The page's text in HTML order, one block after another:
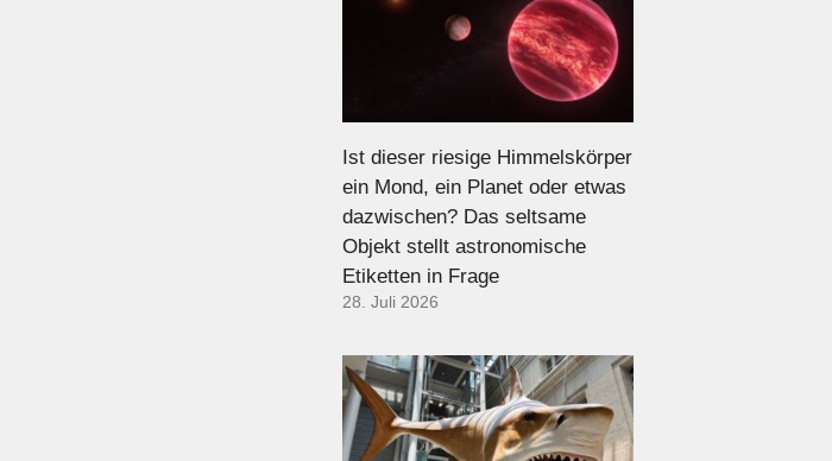
Ist dieser riesige Himmelskörper
ein Mond, ein Planet oder etwas
dazwischen? Das seltsame
Objekt stellt astronomische
Etiketten in Frage
28. Juli 2026